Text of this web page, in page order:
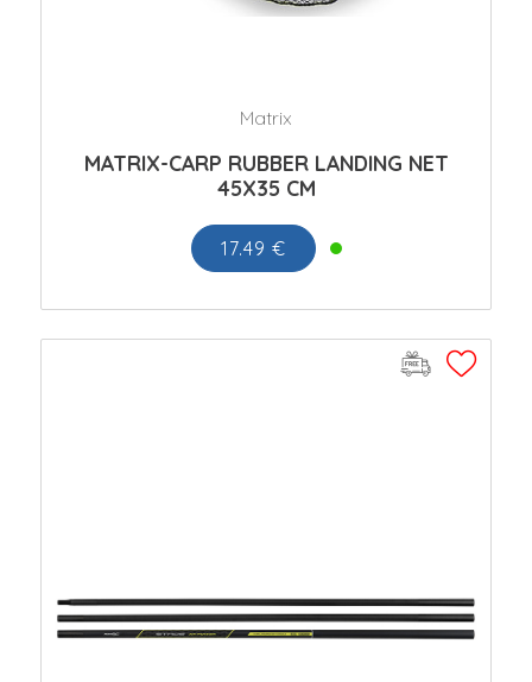
Matrix
MATRIX-CARP RUBBER LANDING NET
45X35 CM
17.49 €